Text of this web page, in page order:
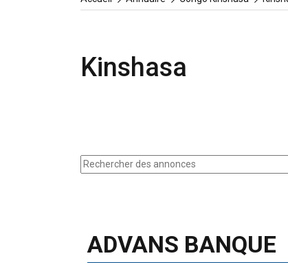
Kinshasa
ADVANS BANQUE